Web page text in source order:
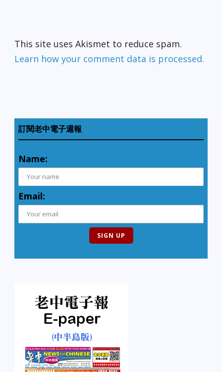
This site uses Akismet to reduce spam.
Learn how your comment data is processed.
訂閱老中電子週報
Name:
Email: